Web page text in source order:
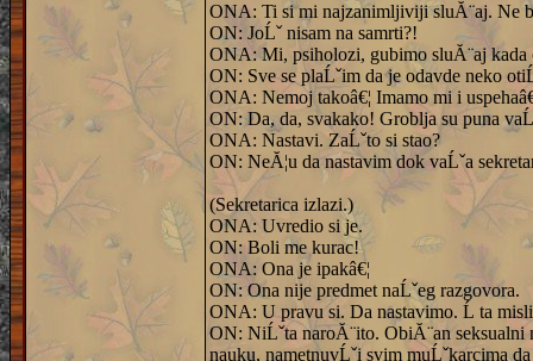
ONA: Ti si mi najzanimljiviji sluĂ¨aj. Ne
ON: JoĹˇ nisam na samrti?!
ONA: Mi, psiholozi, gubimo sluĂ¨aj kada
ON: Sve se plaĹˇim da je odavde neko
ONA: Nemoj takoâ€¦ Imamo mi i
ON: Da, da, svakako! Groblja su puna
ONA: Nastavi. ZaĹˇto si stao?
ON: NeĂ¦u da nastavim dok vaĹˇa
(Sekretarica izlazi.)
ONA: Uvredio si je.
ON: Boli me kurac!
ONA: Ona je ipakâ€¦
ON: Ona nije predmet naĹˇeg razgovora.
ONA: U pravu si. Da nastavimo. Ĺ ta
ON: NiĹˇta naroĂ¨ito. ObiĂ¨an
nauku, nametnuvĹˇi svim muĹˇkarcima